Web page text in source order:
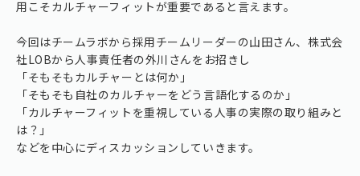
用こそカルチャーフィットが重要であると言えます。
今回はチームラボから採用チームリーダーの山田さん、株式会
社LOBから人事責任者の外川さんをお招きし
「そもそもカルチャーとは何か」
「そもそも自社のカルチャーをどう言語化するのか」
「カルチャーフィットを重視している人事の実際の取り組みと
は？」
などを中心にディスカッションしていきます。